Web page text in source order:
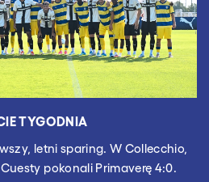
TYGODNIA
letni sparing. W Collecchio,
pokonali Primaverę 4:0.